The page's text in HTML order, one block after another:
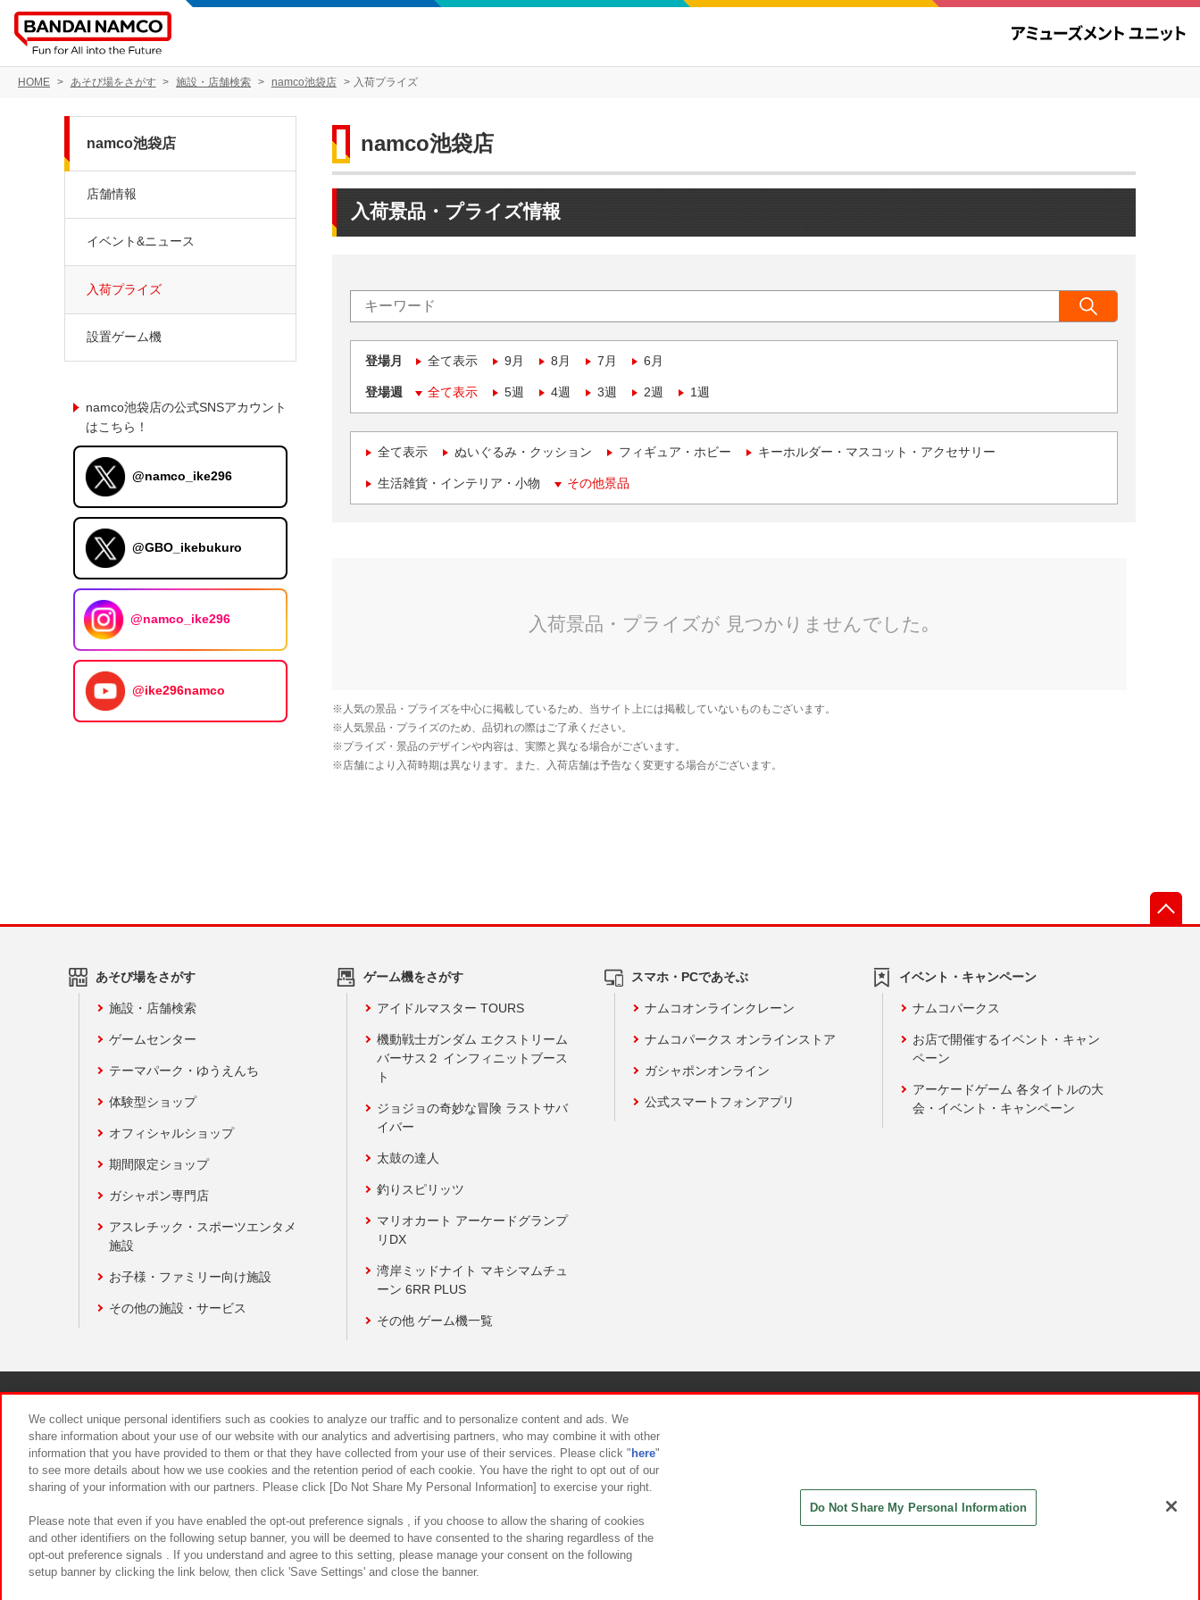
HOME あそび場をさがす 施設・店舗検索 namco池袋店 入荷プライズ
namco池袋店
入荷景品・プライズ情報
登場月 全て表示 9月 8月 7月 6月
登場週 全て表示 5週 4週 3週 2週 1週
全て表示 ぬいぐるみ・クッション フィギュア・ホビー キーホルダー・マスコット・アクセサリー
生活雑貨・インテリア・小物 その他景品
namco池袋店
店舗情報
イベント&ニュース
入荷プライズ
設置ゲーム機
namco池袋店の公式SNSアカウント
はこちら！
@namco_ike296
@GBO_ikebukuro
@namco_ike296
@ike296namco
あそび場をさがす
施設・店舗検索
ゲームセンター
テーマパーク・ゆうえんち
体験型ショップ
オフィシャルショップ
期間限定ショップ
ガシャポン専門店
アスレチック・スポーツエンタメ
施設
お子様・ファミリー向け施設
その他の施設・サービス
ゲーム機をさがす
アイドルマスター TOURS
機動戦士ガンダム エクストリーム
バーサス２ インフィニットブース
ト
ジョジョの奇妙な冒険 ラストサバ
イバー
太鼓の達人
釣りスピリッツ
マリオカート アーケードグランプ
リDX
湾岸ミッドナイト マキシマムチュ
ーン 6RR PLUS
その他 ゲーム機一覧
スマホ・PCであそぶ
ナムコオンラインクレーン
ナムコパークス オンラインストア
ガシャポンオンライン
公式スマートフォンアプリ
イベント・キャンペーン
ナムコパークス
お店で開催するイベント・キャン
ペーン
アーケードゲーム 各タイトルの大
会・イベント・キャンペーン
食品のご提供について カスタマーハラスメント対応方針
We collect unique personal identifiers such as cookies to analyze our traffic and to personalize content and ads. We
share information about your use of our website with our analytics and advertising partners, who may combine it with other
information that you have provided to them or that they have collected from your use of their services. Please click " here"
to see more details about how we use cookies and the retention period of each cookie. You have the right to opt out of our
sharing of your information with our partners. Please click [Do Not Share My Personal Information] to exercise your right.
Please note that even if you have enabled the opt-out preference signals , if you choose to allow the sharing of cookies
and other identifiers on the following setup banner, you will be deemed to have consented to the sharing regardless of the
opt-out preference signals . If you understand and agree to this setting, please manage your consent on the following
setup banner by clicking the link below, then click 'Save Settings' and close the banner.
Do Not Share My Personal Information